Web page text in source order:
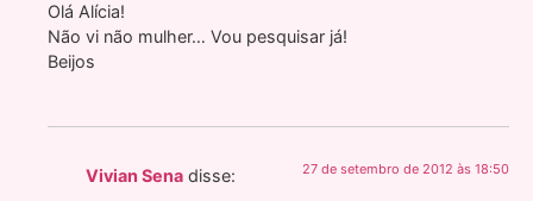
Olá Alícia!
Não vi não mulher… Vou pesquisar já!
Beijos
Vivian Sena disse: 27 de setembro de 2012 às 18:50